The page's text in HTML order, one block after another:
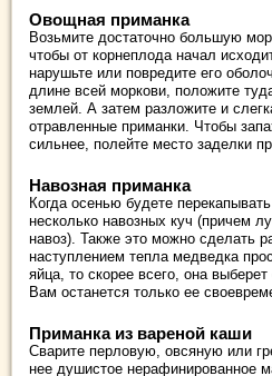
Овощная приманка
Возьмите достаточно большую
чтобы от корнеплода начал
нарушьте или повредите его
длине всей моркови, положите
землей. А затем разложите и
отравленные приманки. Чтобы
сильнее, полейте место заделки
Навозная приманка
Когда осенью будете
несколько навозных куч (причем
навоз). Также это можно сделать
наступлением тепла медведка
яйца, то скорее всего, она
Вам останется только ее
Приманка из вареной каши
Сварите перловую, овсяную или
нее душистое нерафинированное